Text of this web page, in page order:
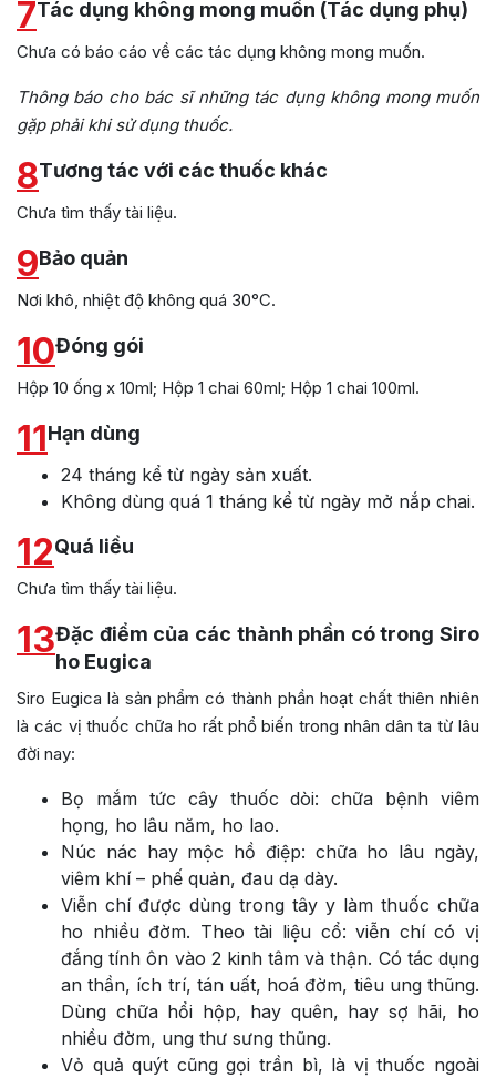
7Tác dụng không mong muốn (Tác dụng phụ)
Chưa có báo cáo về các tác dụng không mong muốn.
Thông báo cho bác sĩ những tác dụng không mong muốn
gặp phải khi sử dụng thuốc.
8Tương tác với các thuốc khác
Chưa tìm thấy tài liệu.
9Bảo quản
Nơi khô, nhiệt độ không quá 30°C.
10Đóng gói
Hộp 10 ống x 10ml; Hộp 1 chai 60ml; Hộp 1 chai 100ml.
11Hạn dùng
24 tháng kể từ ngày sản xuất.
Không dùng quá 1 tháng kể từ ngày mở nắp chai.
12Quá liều
Chưa tìm thấy tài liệu.
13Đặc điểm của các thành phần có trong Siro
ho Eugica
Siro Eugica là sản phẩm có thành phần hoạt chất thiên nhiên
là các vị thuốc chữa ho rất phổ biến trong nhân dân ta từ lâu
đời nay:
Bọ mắm tức cây thuốc dòi: chữa bệnh viêm
họng, ho lâu năm, ho lao.
Núc nác hay mộc hồ điệp: chữa ho lâu ngày,
viêm khí – phế quản, đau dạ dày.
Viễn chí được dùng trong tây y làm thuốc chữa
ho nhiều đờm. Theo tài liệu cổ: viễn chí có vị
đắng tính ôn vào 2 kinh tâm và thận. Có tác dụng
an thần, ích trí, tán uất, hoá đờm, tiêu ung thũng.
Dùng chữa hổi hộp, hay quên, hay sợ hãi, ho
nhiều đờm, ung thư sưng thũng.
Vỏ quả quýt cũng gọi trần bì, là vị thuốc ngoài